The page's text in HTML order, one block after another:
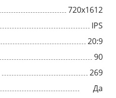
720x1612
IPS
20:9
90
269
Да